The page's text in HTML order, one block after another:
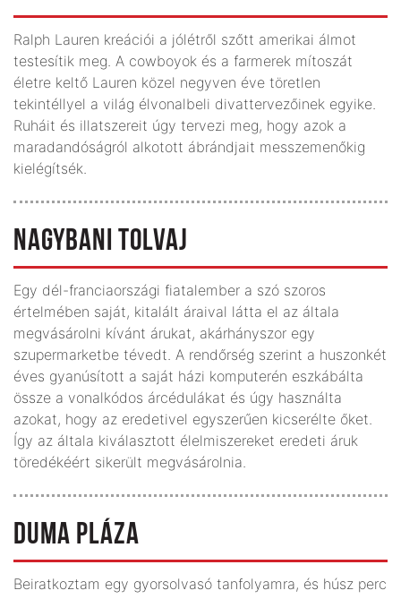
Ralph Lauren kreációi a jólétről szőtt amerikai álmot
testesítik meg. A cowboyok és a farmerek mítoszát
életre keltő Lauren közel negyven éve töretlen
tekintéllyel a világ élvonalbeli divattervezőinek egyike.
Ruháit és illatszereit úgy tervezi meg, hogy azok a
maradandóságról alkotott ábrándjait messzemenőkig
kielégítsék.
NAGYBANI TOLVAJ
Egy dél-franciaországi fiatalember a szó szoros
értelmében saját, kitalált áraival látta el az általa
megvásárolni kívánt árukat, akárhányszor egy
szupermarketbe tévedt. A rendőrség szerint a huszonkét
éves gyanúsított a saját házi komputerén eszkábálta
össze a vonalkódos árcédulákat és úgy használta
azokat, hogy az eredetivel egyszerűen kicserélte őket.
Így az általa kiválasztott élelmiszereket eredeti áruk
töredékéért sikerült megvásárolnia.
DUMA PLÁZA
Beiratkoztam egy gyorsolvasó tanfolyamra, és húsz perc